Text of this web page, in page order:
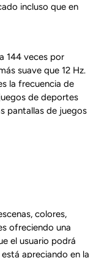
incluso que en
144 veces por
suave que 12 Hz.
la frecuencia de
de deportes
pantallas de juegos
colores,
ofreciendo una
el usuario podrá
apreciando en la